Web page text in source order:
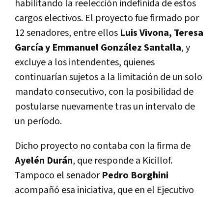
habilitando la reelección indefinida de estos
cargos electivos. El proyecto fue firmado por
12 senadores, entre ellos Luis Vivona, Teresa
García y Emmanuel González Santalla, y
excluye a los intendentes, quienes
continuarían sujetos a la limitación de un solo
mandato consecutivo, con la posibilidad de
postularse nuevamente tras un intervalo de
un período.
Dicho proyecto no contaba con la firma de
Ayelén Durán, que responde a Kicillof.
Tampoco el senadorPedro Borghini
acompañó esa iniciativa, que en el Ejecutivo